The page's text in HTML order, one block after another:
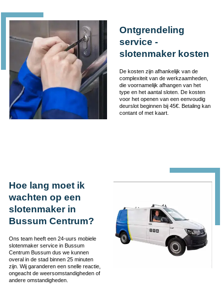
Ontgrendeling
service -
slotenmaker kosten
De kosten zijn afhankelijk van de
complexiteit van de werkzaamheden,
die voornamelijk afhangen van het
type en het aantal sloten. De kosten
voor het openen van een eenvoudig
deurslot beginnen bij 45€. Betaling kan
contant of met kaart.
Hoe lang moet ik
wachten op een
slotenmaker in
Bussum Centrum?
Ons team heeft een 24-uurs mobiele
slotenmaker service in Bussum
Centrum Bussum dus we kunnen
overal in de stad binnen 25 minuten
zijn. Wij garanderen een snelle reactie,
ongeacht de weersomstandigheden of
andere omstandigheden.